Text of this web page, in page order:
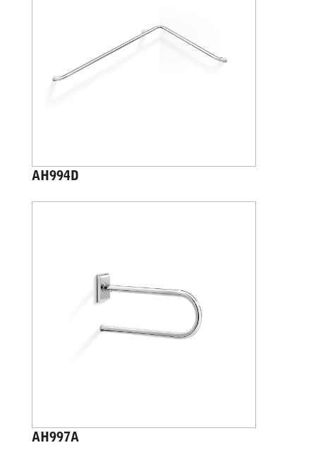
AH994D
AH997A